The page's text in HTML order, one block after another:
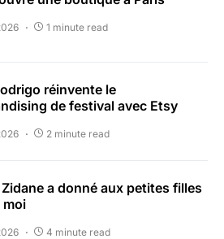
1 minute read
réinvente le
de festival avec Etsy
2 minute read
a donné aux petites filles
moi
4 minute read